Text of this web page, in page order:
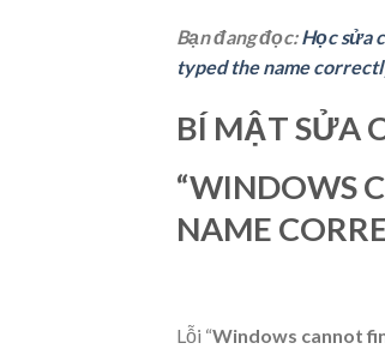
Bạn đang đọc:Học sửa
typed the name
BÍ MẬT SỬA
“WINDOWS
NAME
Lỗi “Windows cannot